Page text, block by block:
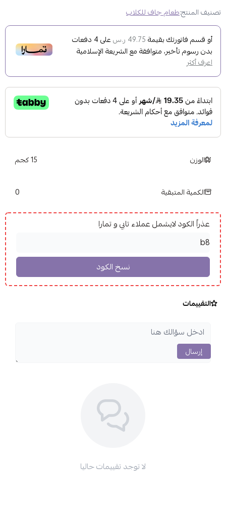
تصنيف المنتج:طعام جاف للكلاب
أو قسم فاتورتك بقيمة 49.75 ر.س على4 دفعات
بدون رسوم تأخير، متوافقة مع الشريعة الإسلامية
اعرف أكثر
الوزن 15 كجم
الكمية المتبقية 0
عذراً الكود لايشمل عملاء تابي و تمارا
التقييمات
إرسال
لا توجد تقييمات حاليا